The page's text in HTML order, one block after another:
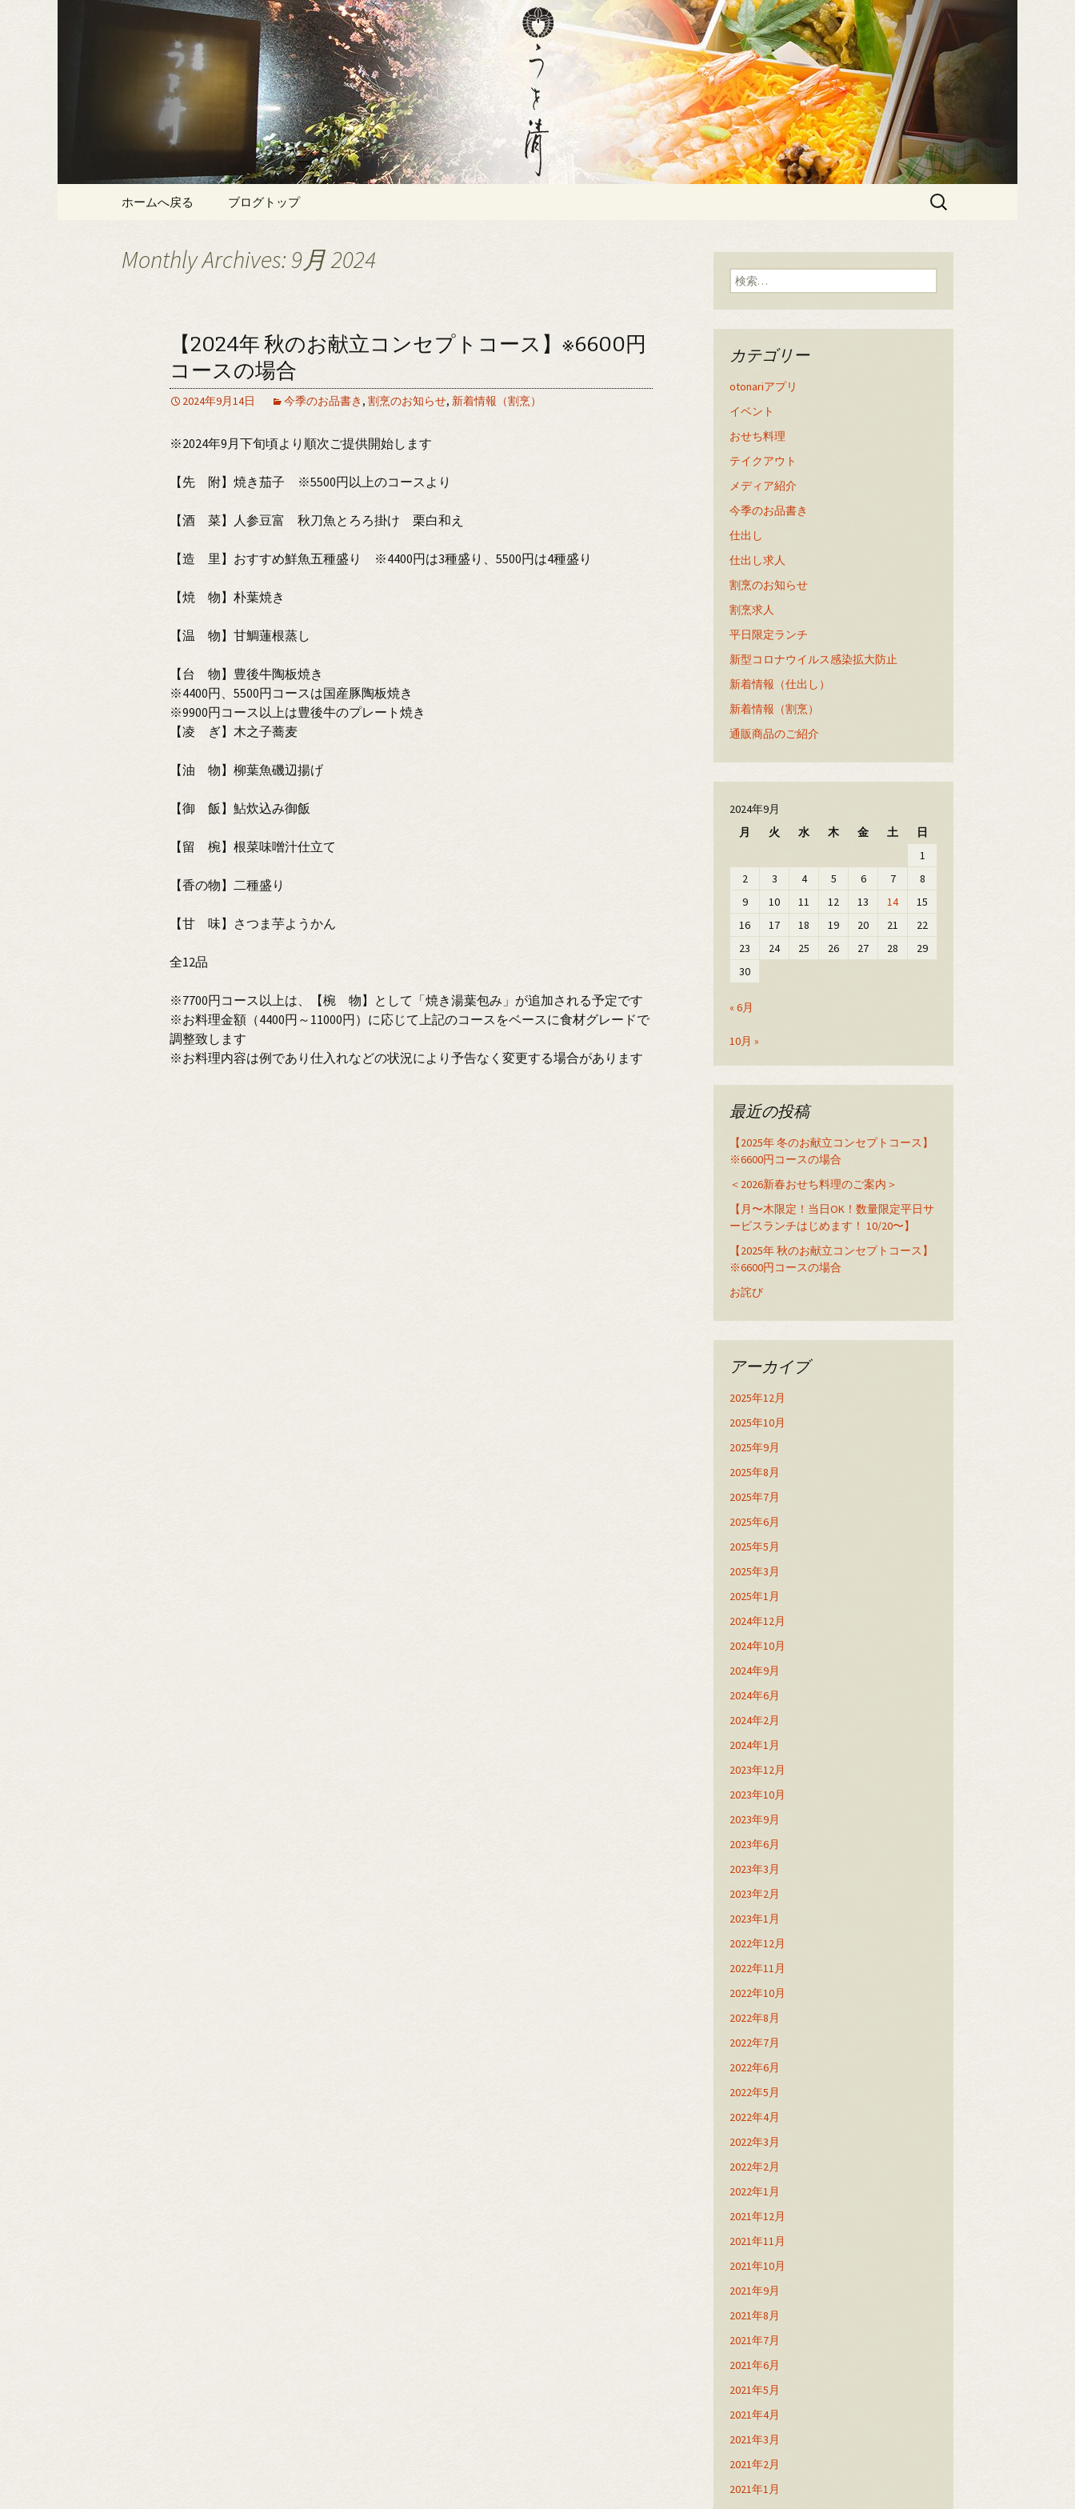
大分にある仕出し・割烹の「うを清」の
ブログ
大分にある仕出し・割烹の「うを清」のブログ
ホームへ戻る ブログトップ
検
索:
Monthly Archives: 9月 2024
【2024年 秋のお献立コンセプトコース】※6600円
コースの場合
2024年9月14日 今季のお品書き , 割烹のお知らせ, 新着情報（割烹）
※2024年9月下旬頃より順次ご提供開始します
【先 附】焼き茄子 ※5500円以上のコースより
【酒 菜】人参豆富 秋刀魚とろろ掛け 栗白和え
【造 里】おすすめ鮮魚五種盛り ※4400円は3種盛り、5500円は4種盛り
【焼 物】朴葉焼き
【温 物】甘鯛蓮根蒸し
【台 物】豊後牛陶板焼き
※4400円、5500円コースは国産豚陶板焼き
※9900円コース以上は豊後牛のプレート焼き
【凌 ぎ】木之子蕎麦
【油 物】柳葉魚磯辺揚げ
【御 飯】鮎炊込み御飯
【留 椀】根菜味噌汁仕立て
【香の物】二種盛り
【甘 味】さつま芋ようかん
全12品
※7700円コース以上は、【椀 物】として「焼き湯葉包み」が追加される予定です
※お料理金額（4400円～11000円）に応じて上記のコースをベースに食材グレードで
調整致します
※お料理内容は例であり仕入れなどの状況により予告なく変更する場合があります
検
索:
カテゴリー
otonariアプリ
イベント
おせち料理
テイクアウト
メディア紹介
今季のお品書き
仕出し
仕出し求人
割烹のお知らせ
割烹求人
平日限定ランチ
新型コロナウイルス感染拡大防止
新着情報（仕出し）
新着情報（割烹）
通販商品のご紹介
2024年9月
月
火 水 木 金 土
日
1
2
3 4 5 6 7
8
9
10 11 12 13 14
15
16
17 18 19 20 21
22
23
24 25 26 27 28
29
30
« 6月
10月 »
最近の投稿
【2025年 冬のお献立コンセプトコース】
※6600円コースの場合
＜2026新春おせち料理のご案内＞
【月〜木限定！当日OK！数量限定平日サ
ービスランチはじめます！ 10/20〜】
【2025年 秋のお献立コンセプトコース】
※6600円コースの場合
お詫び
アーカイブ
2025年12月
2025年10月
2025年9月
2025年8月
2025年7月
2025年6月
2025年5月
2025年3月
2025年1月
2024年12月
2024年10月
2024年9月
2024年6月
2024年2月
2024年1月
2023年12月
2023年10月
2023年9月
2023年6月
2023年3月
2023年2月
2023年1月
2022年12月
2022年11月
2022年10月
2022年8月
2022年7月
2022年6月
2022年5月
2022年4月
2022年3月
2022年2月
2022年1月
2021年12月
2021年11月
2021年10月
2021年9月
2021年8月
2021年7月
2021年6月
2021年5月
2021年4月
2021年3月
2021年2月
2021年1月